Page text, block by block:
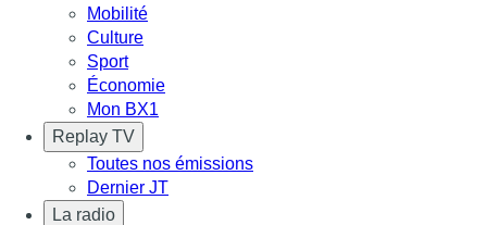
Mobilité
Culture
Sport
Économie
Mon BX1
Replay TV
Toutes nos émissions
Dernier JT
La radio